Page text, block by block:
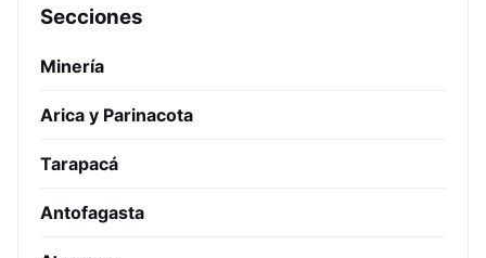
Secciones
Minería
Arica y Parinacota
Tarapacá
Antofagasta